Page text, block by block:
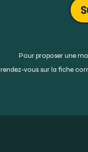
Pour proposer une
rendez-vous sur la fiche